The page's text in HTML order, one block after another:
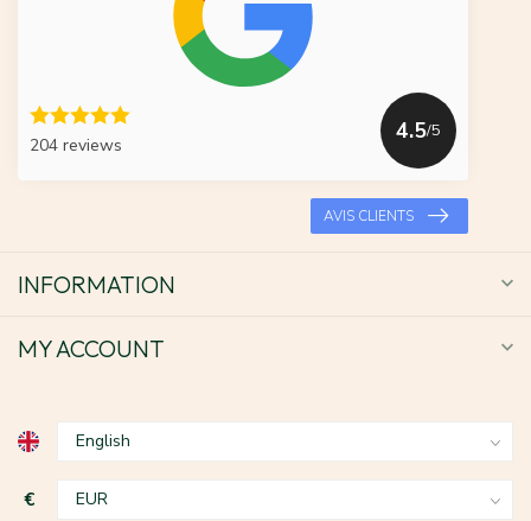
204 reviews
4.5/5
AVIS CLIENTS
INFORMATION
MY ACCOUNT
€